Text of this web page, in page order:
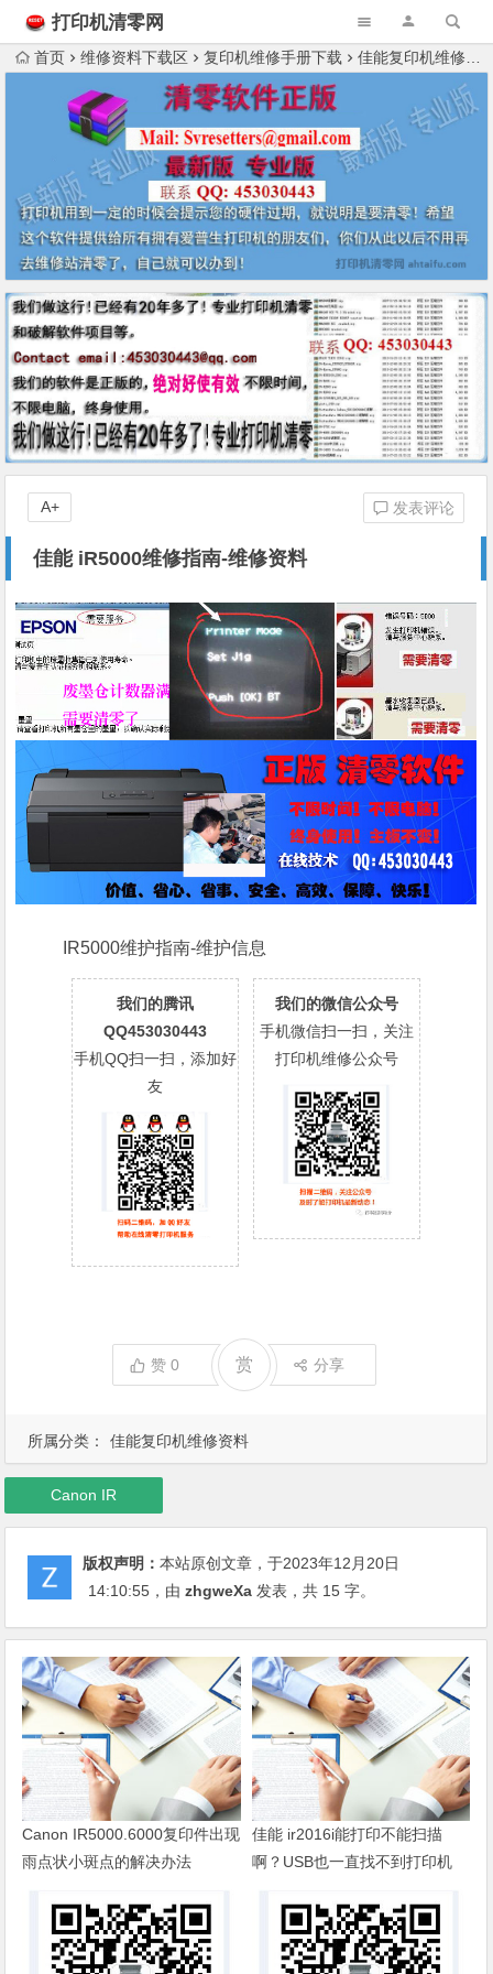
打印机清零网
首页 维修资料下载区 复印机维修手册下载 佳能复印机维修资料
佳能 iR5000维修指南-维修资料
发表评论
A+
所属分类： 佳能复印机维修资料
IR5000维护指南-维护信息
我们的腾讯
QQ453030443
手机QQ扫一扫，添加好
友
我们的微信公众号
手机微信扫一扫，关注
打印机维修公众号
赞0 赏 分享
Canon IR
版权声明：本站原创文章，于2023年12月20日
14:10:55 ，由zhgweXa 发表，共 15 字。
Canon IR5000.6000复印件出现
雨点状小斑点的解决办法
佳能 ir2016i能打印不能扫描
啊？USB也一直找不到打印机